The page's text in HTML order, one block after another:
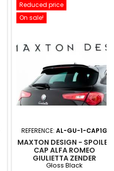
Reduced price
On sale!
REFERENCE: AL-GU-1-CAP1G
MAXTON DESIGN - SPOILER
CAP ALFA ROMEO
GIULIETTA ZENDER
Gloss Black